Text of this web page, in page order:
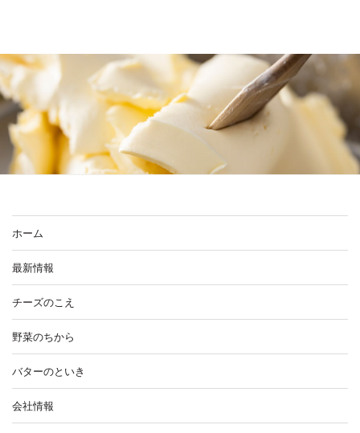
ホーム
最新情報
チーズのこえ
野菜のちから
バターのといき
会社情報